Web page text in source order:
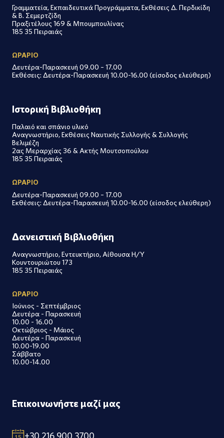
Γραμματεία, Εκπαιδευτικά Προγράμματα, Εκθέσεις Δ. Περδικίδη
& Β. Σεμερτζίδη
Πραξιτέλους 169 & Μπουμπουλίνας
185 35 Πειραιάς
ΩΡΑΡΙΟ
Δευτέρα-Παρασκευή 09.00 – 17.00
Εκθέσεις: Δευτέρα-Παρασκευή 10.00-16.00 (είσοδος ελεύθερη)
Ιστορική Βιβλιοθήκη
Παλαιό και σπάνιο υλικό
Αναγνωστήριο, Εκθέσεις Ναυτικής Συλλογής & Συλλογής
Βελιμέζη
2ας Μεραρχίας 36 & Ακτής Μουτσοπούλου
185 35 Πειραιάς
ΩΡΑΡΙΟ
Δευτέρα-Παρασκευή 09.00 – 17.00
Εκθέσεις: Δευτέρα-Παρασκευή 10.00-16.00 (είσοδος ελεύθερη)
Δανειστική Βιβλιοθήκη
Αναγνωστήριο, Εντευκτήριο, Αίθουσα Η/Υ
Κουντουριώτου 173
185 35 Πειραιάς
ΩΡΑΡΙΟ
Ιούνιος - Σεπτέμβριος
Δευτέρα - Παρασκευή
10.00 - 16.00
Οκτώβριος - Μάιος
Δευτέρα - Παρασκευή
10.00-19.00
Σάββατο
10.00-14.00
Επικοινωνήστε μαζί μας
+30 216 900 3700